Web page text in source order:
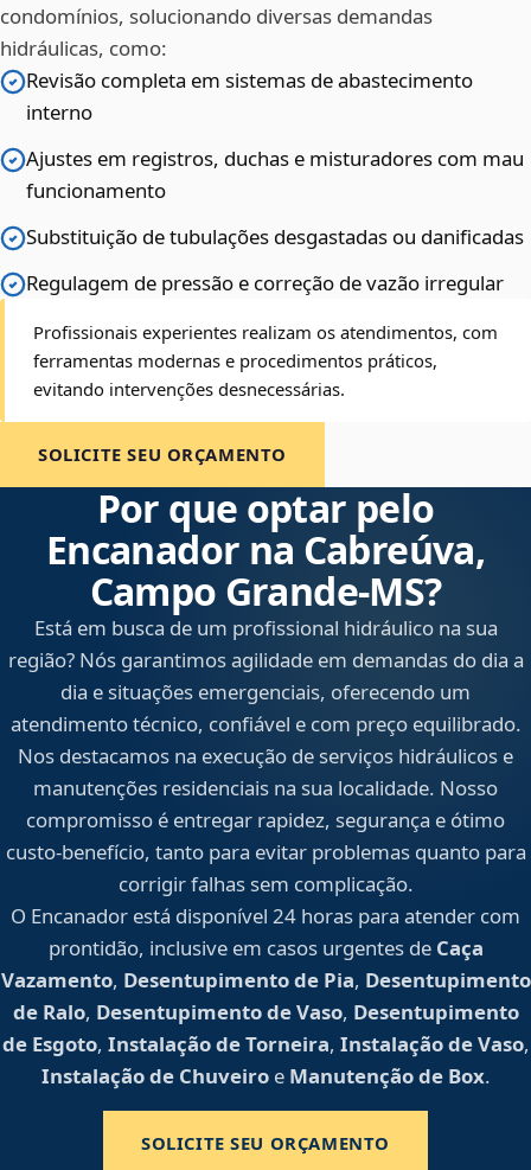
condomínios, solucionando diversas demandas
hidráulicas, como:
Revisão completa em sistemas de abastecimento
interno
Ajustes em registros, duchas e misturadores com mau
funcionamento
Substituição de tubulações desgastadas ou danificadas
Regulagem de pressão e correção de vazão irregular
Profissionais experientes realizam os atendimentos, com
ferramentas modernas e procedimentos práticos,
evitando intervenções desnecessárias.
SOLICITE SEU ORÇAMENTO
Por que optar pelo
Encanador na Cabreúva,
Campo Grande‑MS?
Está em busca de um profissional hidráulico na sua
região? Nós garantimos agilidade em demandas do dia a
dia e situações emergenciais, oferecendo um
atendimento técnico, confiável e com preço equilibrado.
Nos destacamos na execução de serviços hidráulicos e
manutenções residenciais na sua localidade. Nosso
compromisso é entregar rapidez, segurança e ótimo
custo-benefício, tanto para evitar problemas quanto para
corrigir falhas sem complicação.
O Encanador está disponível 24 horas para atender com
prontidão, inclusive em casos urgentes de Caça
Vazamento, Desentupimento de Pia, Desentupimento
de Ralo, Desentupimento de Vaso, Desentupimento
de Esgoto, Instalação de Torneira, Instalação de Vaso,
Instalação de Chuveiroe Manutenção de Box.
SOLICITE SEU ORÇAMENTO